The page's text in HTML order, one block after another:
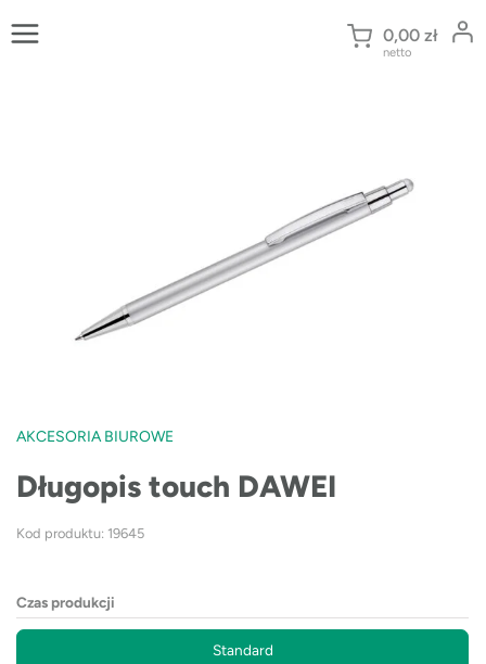
do
0,00 zł
netto
AKCESORIA BIUROWE
Długopis touch DAWEI
Kod produktu: 19645
Czas produkcji
Standard